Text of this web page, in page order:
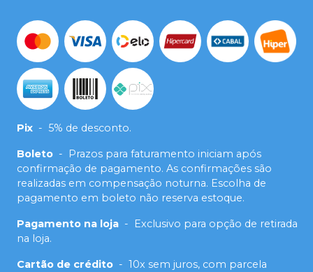
Pix - 5% de desconto.
Boleto -
Prazos para faturamento iniciam após
confirmação de pagamento. As confirmações são
realizadas em compensação noturna. Escolha de
pagamento em boleto não reserva estoque.
Pagamento na loja -
Exclusivo para opção de retirada
na loja.
Cartão de crédito - 10x sem juros, com parcela